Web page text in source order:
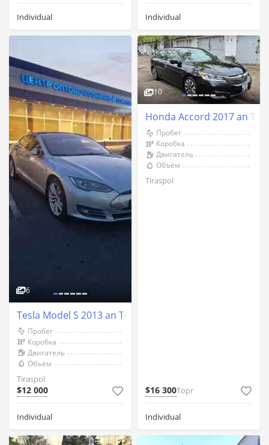
Individual Individual
6
Tesla Model S 2013 an Tiraspol
Пробег
Коробка
Двигатель
Объём
Tiraspol
$12 000
Individual
10
Honda Accord 2017 an
Пробег
Коробка
Двигатель
Объём
Tiraspol
$16 300Торг
Individual